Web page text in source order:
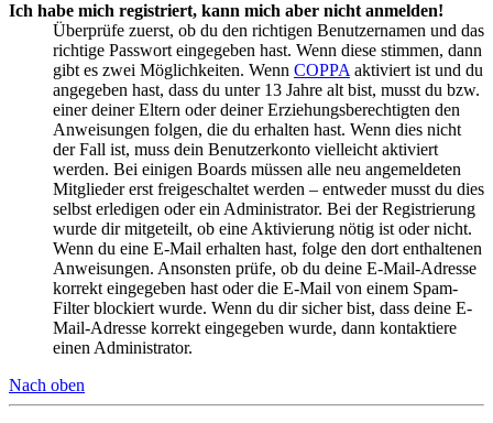
Ich habe mich registriert, kann mich aber nicht anmelden!
Überprüfe zuerst, ob du den richtigen Benutzernamen und das
richtige Passwort eingegeben hast. Wenn diese stimmen, dann
gibt es zwei Möglichkeiten. Wenn COPPA aktiviert ist und du
angegeben hast, dass du unter 13 Jahre alt bist, musst du bzw.
einer deiner Eltern oder deiner Erziehungsberechtigten den
Anweisungen folgen, die du erhalten hast. Wenn dies nicht
der Fall ist, muss dein Benutzerkonto vielleicht aktiviert
werden. Bei einigen Boards müssen alle neu angemeldeten
Mitglieder erst freigeschaltet werden – entweder musst du dies
selbst erledigen oder ein Administrator. Bei der Registrierung
wurde dir mitgeteilt, ob eine Aktivierung nötig ist oder nicht.
Wenn du eine E-Mail erhalten hast, folge den dort enthaltenen
Anweisungen. Ansonsten prüfe, ob du deine E-Mail-Adresse
korrekt eingegeben hast oder die E-Mail von einem Spam-
Filter blockiert wurde. Wenn du dir sicher bist, dass deine E-
Mail-Adresse korrekt eingegeben wurde, dann kontaktiere
einen Administrator.
Nach oben